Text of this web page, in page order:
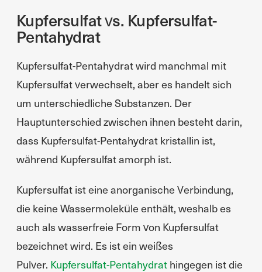
Kupfersulfat vs. Kupfersulfat-
Pentahydrat
Kupfersulfat-Pentahydrat wird manchmal mit
Kupfersulfat verwechselt, aber es handelt sich
um unterschiedliche Substanzen. Der
Hauptunterschied zwischen ihnen besteht darin,
dass Kupfersulfat-Pentahydrat kristallin ist,
während Kupfersulfat amorph ist.
Kupfersulfat ist eine anorganische Verbindung,
die keine Wassermoleküle enthält, weshalb es
auch als wasserfreie Form von Kupfersulfat
bezeichnet wird. Es ist ein weißes
Pulver. Kupfersulfat-Pentahydrat hingegen ist die